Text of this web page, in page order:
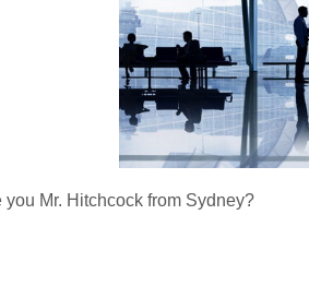
you Mr. Hitchcock from Sydney?